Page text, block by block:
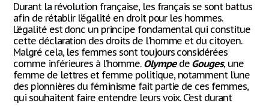
Durant la révolution française, les français se sont battus
afin de rétablir l’égalité en droit pour les hommes.
L’égalité est donc un principe fondamental qui constitue
cette déclaration des droits de l’homme et du citoyen.
Malgré cela, les femmes sont toujours considérées
comme inférieures à l’homme. Olympede Gouges, une
femme de lettres et femme politique, notamment l’une
des pionnières du féminisme fait partie de ces femmes,
qui souhaitent faire entendre leurs voix. C’est durant